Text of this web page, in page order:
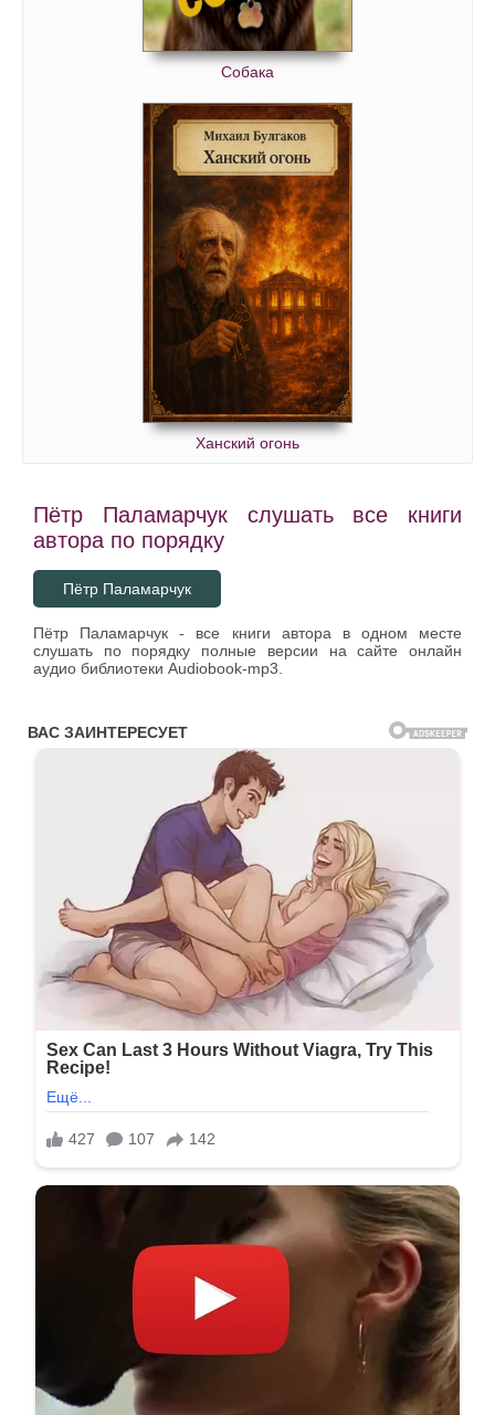
Собака
Ханский огонь
Пётр Паламарчук слушать все книги
автора по порядку
Пётр Паламарчук
Пётр Паламарчук - все книги автора в одном месте
слушать по порядку полные версии на сайте онлайн
аудио библиотеки Audiobook-mp3.